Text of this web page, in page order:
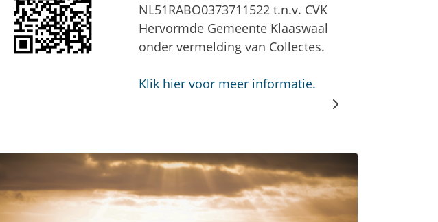
NL51RABO0373711522 t.n.v. CVK
Hervormde Gemeente Klaaswaal
onder vermelding van Collectes.
Klik hier voor meer informatie.